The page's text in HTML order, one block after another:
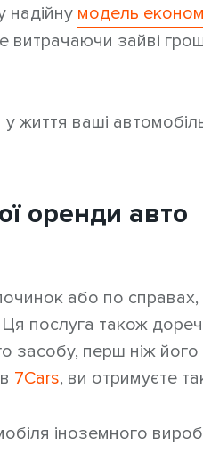
надійну модель
зайві
ваші
оренди авто
або по
послуга також
засобу, перш ніж
7Cars, ви отримуєте
іноземного